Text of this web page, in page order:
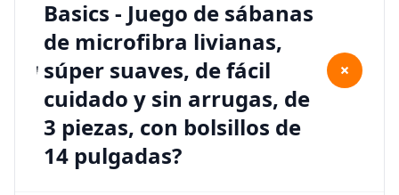
Basics - Juego de sábanas
de microfibra livianas,
súper suaves, de fácil
cuidado y sin arrugas, de
3 piezas, con bolsillos de
14 pulgadas?
+